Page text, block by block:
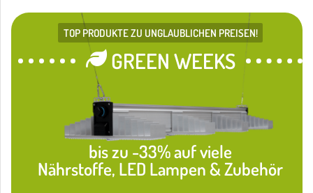
TOP PRODUKTE ZU UNGLAUBLICHEN PREISEN!
GREEN WEEKS
bis zu -33% auf viele
Nährstoffe, LED Lampen & Zubehör